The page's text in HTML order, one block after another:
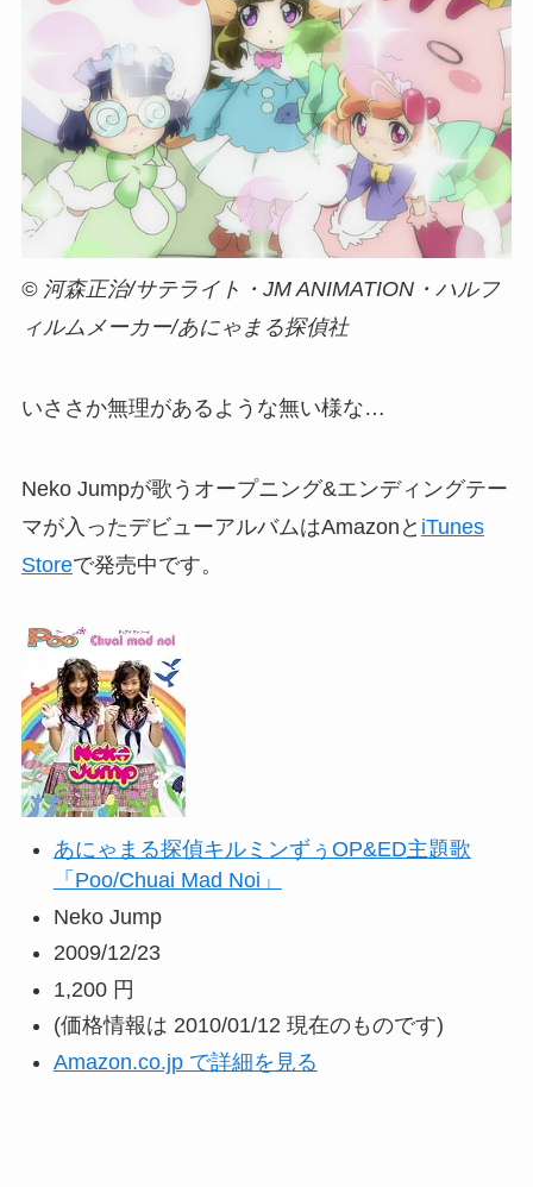
© 河森正治/サテライト・JM ANIMATION・ハルフ
ィルムメーカー/あにゃまる探偵社
いささか無理があるような無い様な…
Neko Jumpが歌うオープニング&エンディングテー
マが入ったデビューアルバムはAmazonと iTunes
Storeで発売中です。
あにゃまる探偵キルミンずぅOP&ED主題歌
「Poo/Chuai Mad Noi」
Neko Jump
2009/12/23
1,200 円
(価格情報は 2010/01/12 現在のものです)
Amazon.co.jp で詳細を見る